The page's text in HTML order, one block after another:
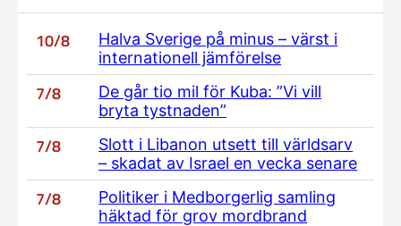
10/8
Halva Sverige på minus – värst i
internationell jämförelse
7/8
De går tio mil för Kuba: ”Vi vill
bryta tystnaden”
7/8
Slott i Libanon utsett till världsarv
– skadat av Israel en vecka senare
7/8
Politiker i Medborgerlig samling
häktad för grov mordbrand